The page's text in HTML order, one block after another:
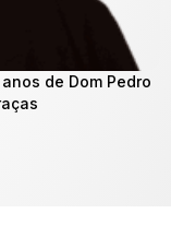
de Dom Pedro